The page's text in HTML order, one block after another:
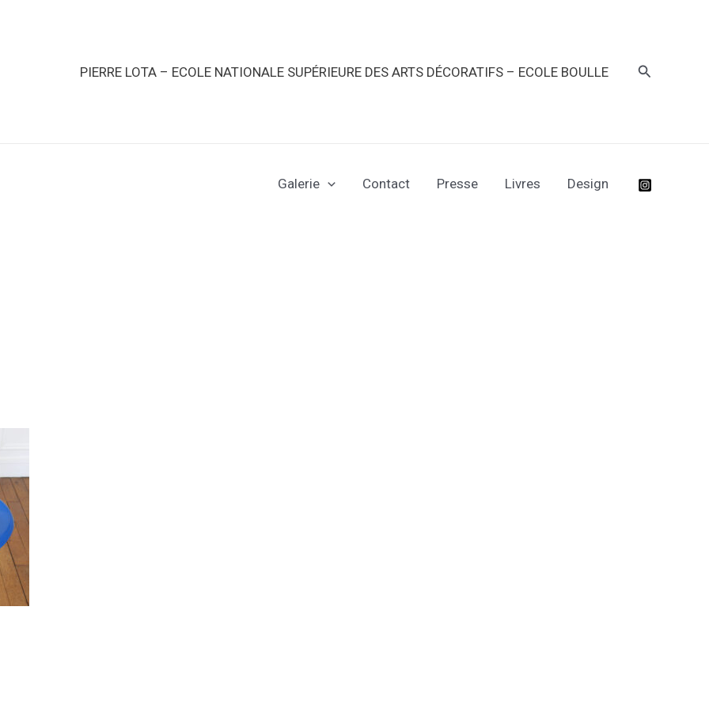
PIERRE LOTA – ECOLE NATIONALE SUPÉRIEURE DES ARTS DÉCORATIFS – ECOLE BOULLE
Galerie Contact Presse Livres Design